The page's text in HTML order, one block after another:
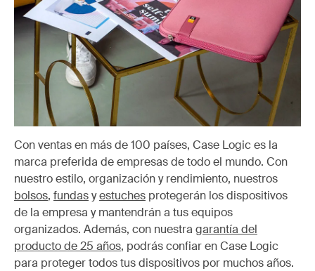
Con ventas en más de 100 países, Case Logic es la
marca preferida de empresas de todo el mundo. Con
nuestro estilo, organización y rendimiento, nuestros
bolsos, fundasyestuches protegerán los dispositivos
de la empresa y mantendrán a tus equipos
organizados. Además, con nuestra garantía del
producto de 25 años, podrás confiar en Case Logic
para proteger todos tus dispositivos por muchos años.